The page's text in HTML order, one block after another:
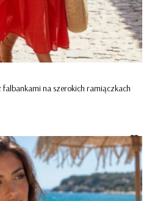
na szerokich ramiączkach